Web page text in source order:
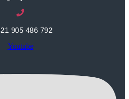
905 486 792
Youtube